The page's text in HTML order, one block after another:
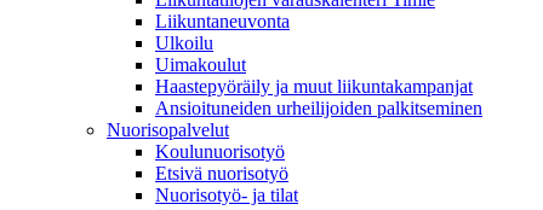
Liikuntaneuvonta
Ulkoilu
Uimakoulut
Haastepyöräily ja muut liikuntakampanjat
Ansioituneiden urheilijoiden palkitseminen
Nuorisopalvelut
Koulunuorisotyö
Etsivä nuorisotyö
Nuorisotyö- ja tilat